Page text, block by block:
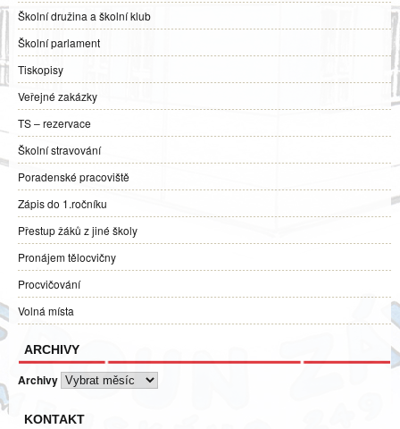
Školní družina a školní klub
Školní parlament
Tiskopisy
Veřejné zakázky
TS – rezervace
Školní stravování
Poradenské pracoviště
Zápis do 1.ročníku
Přestup žáků z jiné školy
Pronájem tělocvičny
Procvičování
Volná místa
ARCHIVY
Archivy
KONTAKT